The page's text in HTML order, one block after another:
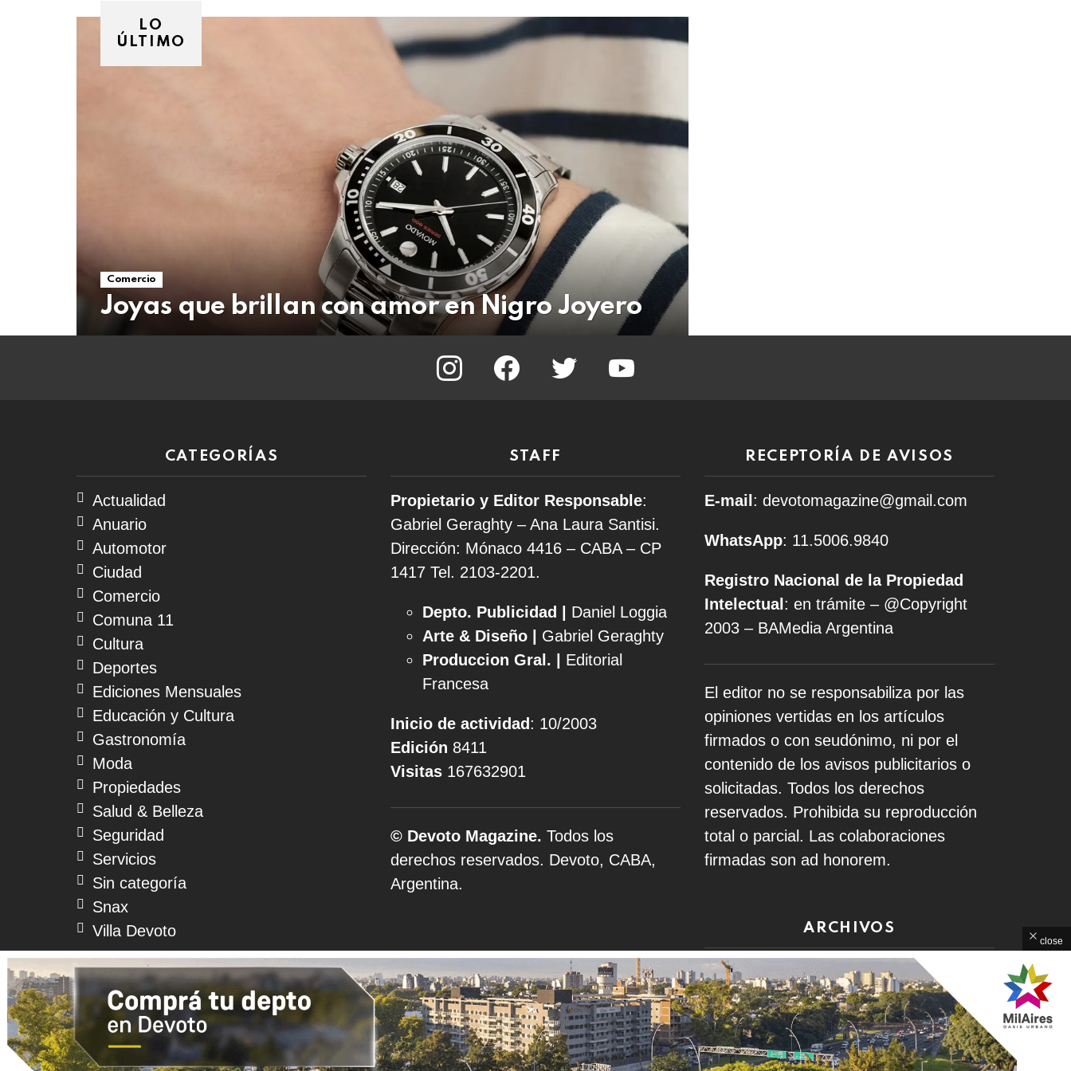
LO
ÚLTIMO
Comercio
Joyas que brillan con amor en Nigro Joyero
instagram facebook twitter
CATEGORÍAS
Actualidad
Anuario
Automotor
Ciudad
Comercio
Comuna 11
Cultura
Deportes
Ediciones Mensuales
Educación y Cultura
Gastronomía
Moda
Propiedades
Salud & Belleza
Seguridad
Servicios
Sin categoría
Snax
Villa Devoto
STAFF
Propietario y Editor Responsable:
Gabriel Geraghty – Ana Laura Santisi.
Dirección: Mónaco 4416 – CABA – CP
1417 Tel. 2103-2201.
Depto. Publicidad |
Daniel Loggia
Arte & Diseño | Gabriel Geraghty
Produccion Gral. |
Editorial
Francesa
Inicio de actividad : 10/2003
Edición 8411
Visitas 167632901
© Devoto Magazine. Todos los
derechos reservados. Devoto, CABA,
Argentina.
RECEPTORÍA DE AVISOS
E-mail : devotomagazine@gmail.com
WhatsApp: 11.5006.9840
Registro Nacional de la Propiedad
Intelectual : en trámite – @Copyright
2003 – BAMedia Argentina
El editor no se responsabiliza por las
opiniones vertidas en los artículos
firmados o con seudónimo, ni por el
contenido de los avisos publicitarios o
solicitadas. Todos los derechos
reservados. Prohibida su reproducción
total o parcial. Las colaboraciones
firmadas son ad honorem.
ARCHIVOS
Archivos
© 2026 Devoto Magazine Home Contacto Política de Privacidad
close